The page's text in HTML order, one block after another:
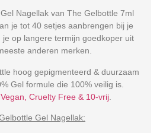
Nagellak van The Gelbottle 7ml
je tot 40 setjes aanbrengen bij je
op langere termijn goedkoper uit
anderen merken.
hoog gepigmenteerd & duurzaam
Gel formule die 100% veilig is.
Cruelty Free & 10-vrij
Gel Nagellak: